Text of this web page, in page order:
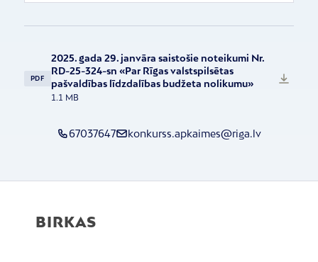
PDF
2025. gada 29. janvāra saistošie noteikumi Nr.
RD-25-324-sn «Par Rīgas valstspilsētas
pašvaldības līdzdalības budžeta nolikumu»
1.1 MB
67037647 konkurss.apkaimes@riga.lv
BIRKAS